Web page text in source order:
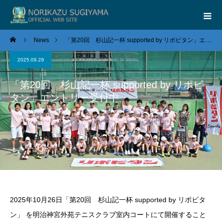
News 「第20回 杉山記一杯 supported by リポビタン」エントリー受付中
2025.09.29
「第20回 杉山記一杯 supported by リポビ
タン」エントリー受付中
2025年10月26日「第20回 杉山記一杯 supported by リポビタ
ン」 を明治神宮外苑テニスクラブ室内コートにて開催すること